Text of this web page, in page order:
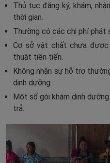
Thủ tục đăng ký, khám,
thời gian.
Thường có các chi phí phát
Cơ sở vật chất chưa
thuật tiên tiến.
Không nhận sự hỗ trợ
dinh dưỡng.
Một số gói khám dinh
trả.